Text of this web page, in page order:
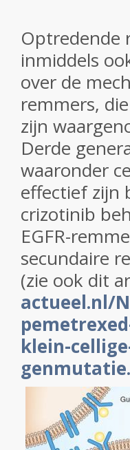
Optredende
inmiddels
over de
remmers,
zijn
Derde
waaronder
effectief zijn
crizotinib
EGFR-
secundaire
(zie ook dit
actueel.nl/
klein-